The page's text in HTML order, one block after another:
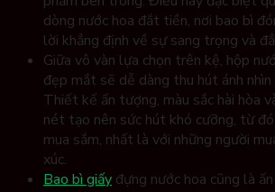
dòng nước hoa đắt tiền, nơi bao bì
lời khẳng định về sự sang trọng và
Giữa vô vàn lựa chọn trên kệ, hộp
đẹp mắt sẽ dễ dàng thu hút ánh nhìn
Thiết kế ấn tượng, màu sắc hài hòa
nét tạo nên sức hút khó cưỡng, từ đó
mua sắm, nhất là với những người
xúc.
Bao bì giấy đựng nước hoa cũng là